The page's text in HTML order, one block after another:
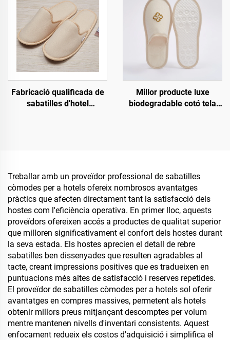
desechables suaus i
còmodes per a habitació
d'hotel, unisexe
sabatilles biodegradables
per a homes i dones,
fabricant amb venda al por
major
Fabricació qualificada de
sabatilles d'hotel
Millor producte luxe
biodegradable cotó tela
Treballar amb un proveïdor professional de sabatilles
còmodes per a hotels ofereix nombrosos avantatges
pràctics que afecten directament tant la satisfacció dels
hostes com l'eficiència operativa. En primer lloc, aquests
proveïdors ofereixen accés a productes de qualitat superior
que milloren significativament el confort dels hostes durant
la seva estada. Els hostes aprecien el detall de rebre
sabatilles ben dissenyades que resulten agradables al
tacte, creant impressions positives que es tradueixen en
puntuacions més altes de satisfacció i reserves repetides.
El proveïdor de sabatilles còmodes per a hotels sol oferir
avantatges en compres massives, permetent als hotels
obtenir millors preus mitjançant descomptes per volum
mentre mantenen nivells d'inventari consistents. Aquest
enfocament redueix els costos d'adquisició i simplifica el